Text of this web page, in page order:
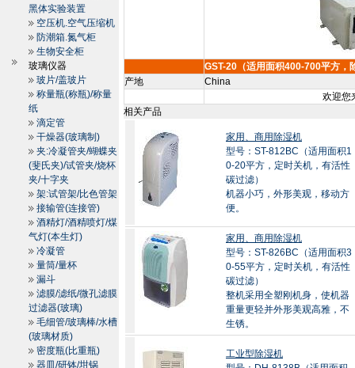
黑体实验装置
空压机.空气压缩机
防潮箱.氮气柜
生物安全柜
玻璃仪器
玻片/盖玻片
称量瓶(称瓶)/称量
纸
滴定管
干燥器(玻璃制)
夹:冷凝管夹/蝴蝶夹
(斐氏夹)/试管夹/烧杯
夹/十字夹
架:试管架/比色管架
接输管(连接管)
酒精灯/酒精喷灯/煤
气灯(本生灯)
冷凝管
量筒/量杯
漏斗
滤膜/滤纸/微孔滤膜
过滤器(玻璃)
毛细管/玻璃棒/水槽
(玻璃材质)
密度瓶(比重瓶)
器皿/研钵/坩锅
GST-20（适用面积400-700平方，
产地
China
欢迎您
相关产品
家用、商用除湿机
型号：ST-812BC（适用面积1
0-20平方，定时关机，有活性
碳过滤）
机器小巧，外形美观，移动方
便。
家用、商用除湿机
型号：ST-826BC（适用面积3
0-55平方，定时关机，有活性
碳过滤）
整机采用全塑刚机身，使机器
重量更轻并外形美观高雅，不
生锈。
工业型除湿机